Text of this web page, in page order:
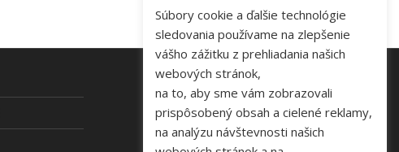
KONTAKT
Súbory cookie a ďalšie technológie
sledovania používame na zlepšenie
vášho zážitku z prehliadania našich
webových stránok,
na to, aby sme vám zobrazovali
prispôsobený obsah a cielené reklamy,
na analýzu návštevnosti našich